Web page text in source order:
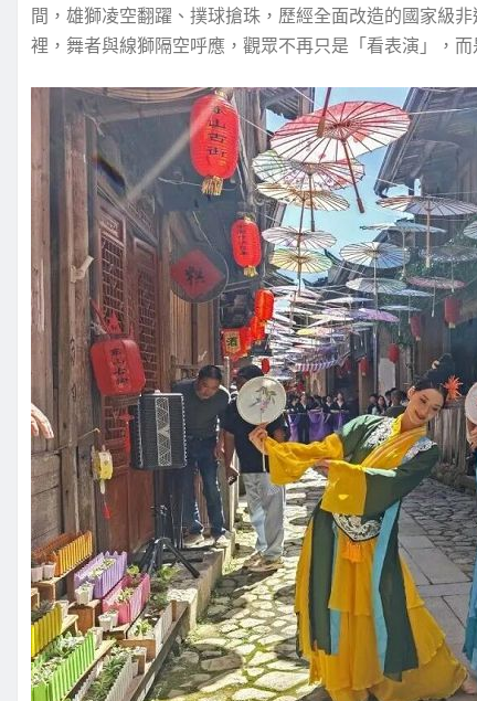
間，雄獅凌空翻躍、撲球搶珠，歷經全面改造的國家級
裡，舞者與線獅隔空呼應，觀眾不再只是「看表演」，